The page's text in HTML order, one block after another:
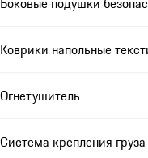
Коврики напольные
Огнетушитель
Система крепления